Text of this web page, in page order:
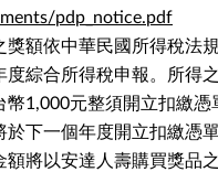
pdp_notice.pdf
獎額依中華民國所得稅法
度綜合所得稅申報。所得
幣1,000元整須開立扣繳憑
於下一個年度開立扣繳憑
額將以安達人壽購買獎品